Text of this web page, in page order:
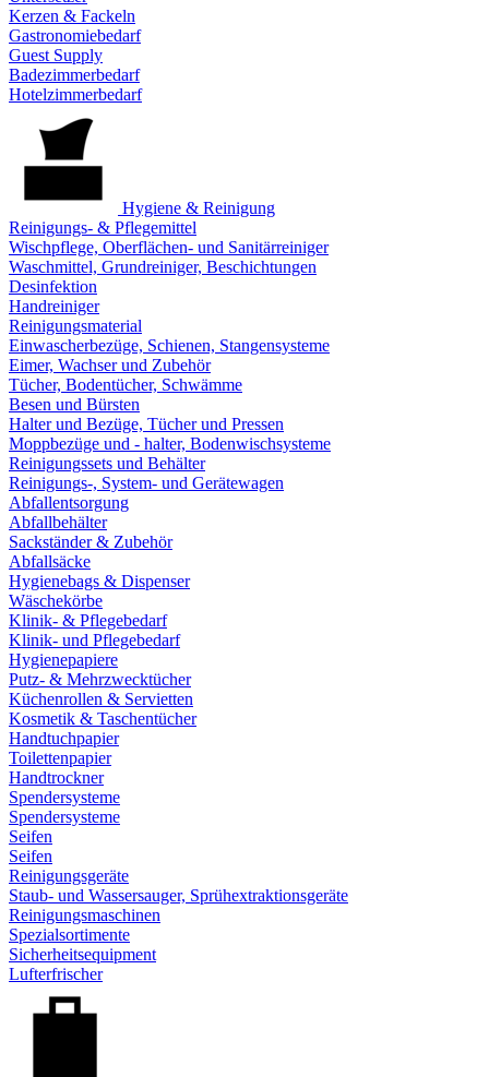
Kerzen & Fackeln
Gastronomiebedarf
Guest Supply
Badezimmerbedarf
Hotelzimmerbedarf
Hygiene & Reinigung
Reinigungs- & Pflegemittel
Wischpflege, Oberflächen- und Sanitärreiniger
Waschmittel, Grundreiniger, Beschichtungen
Desinfektion
Handreiniger
Reinigungsmaterial
Einwascherbezüge, Schienen, Stangensysteme
Eimer, Wachser und Zubehör
Tücher, Bodentücher, Schwämme
Besen und Bürsten
Halter und Bezüge, Tücher und Pressen
Moppbezüge und - halter, Bodenwischsysteme
Reinigungssets und Behälter
Reinigungs-, System- und Gerätewagen
Abfallentsorgung
Abfallbehälter
Sackständer & Zubehör
Abfallsäcke
Hygienebags & Dispenser
Wäschekörbe
Klinik- & Pflegebedarf
Klinik- und Pflegebedarf
Hygienepapiere
Putz- & Mehrzwecktücher
Küchenrollen & Servietten
Kosmetik & Taschentücher
Handtuchpapier
Toilettenpapier
Handtrockner
Spendersysteme
Spendersysteme
Seifen
Seifen
Reinigungsgeräte
Staub- und Wassersauger, Sprühextraktionsgeräte
Reinigungsmaschinen
Spezialsortimente
Sicherheitsequipment
Lufterfrischer